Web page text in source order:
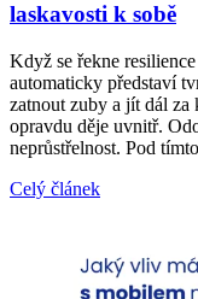
laskavosti k sobě
Když se řekne
automaticky představí
zatnout zuby a jít dál za
opravdu děje uvnitř.
neprůstřelnost. Pod
Celý článek